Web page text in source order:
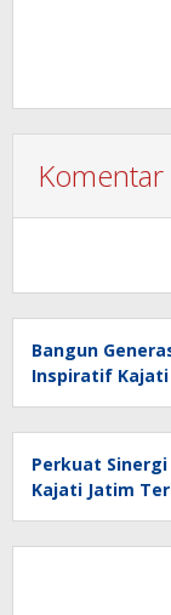
Komentar
Bangun
Inspiratif Kajati
Perkuat
Kajati Jatim